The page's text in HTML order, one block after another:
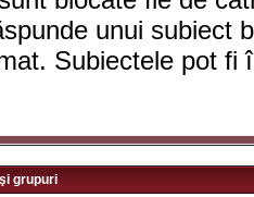
unui subiect
Subiectele pot fi
grupuri